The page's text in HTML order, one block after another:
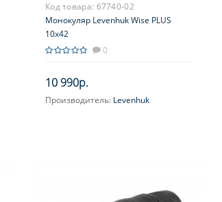
Код товара: 67740-02
Монокуляр Levenhuk Wise PLUS
10x42
0
10 990р.
Производитель: Levenhuk